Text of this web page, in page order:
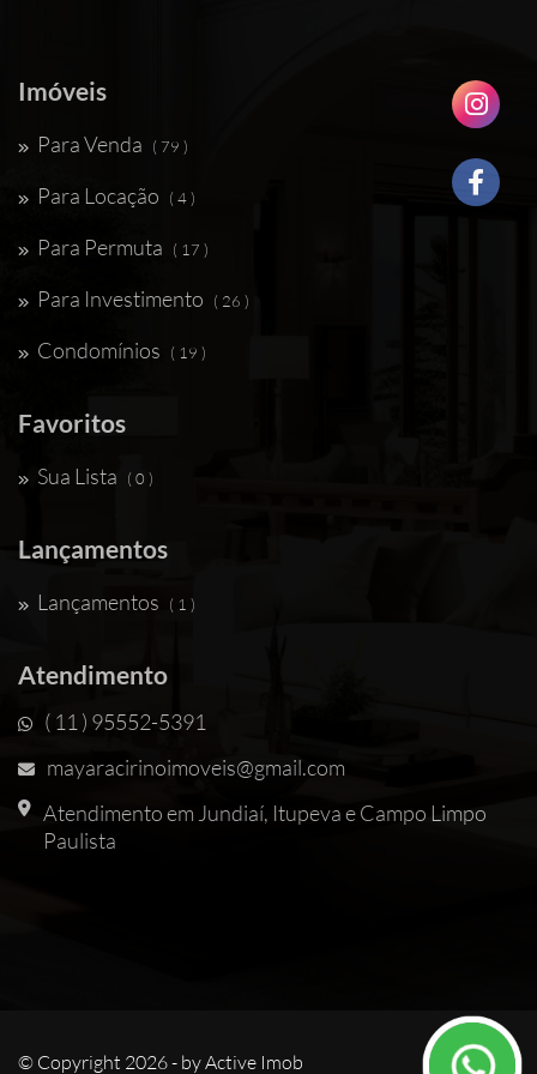
Imóveis
Para Venda ( 79 )
Para Locação ( 4 )
Para Permuta ( 17 )
Para Investimento ( 26 )
Condomínios ( 19 )
Favoritos
Sua Lista ( 0 )
Lançamentos
Lançamentos ( 1 )
Atendimento
( 11 ) 95552-5391
mayaracirinoimoveis@gmail.com
Atendimento em Jundiaí, Itupeva e Campo Limpo
Paulista
© Copyright 2026 - byActive Imob